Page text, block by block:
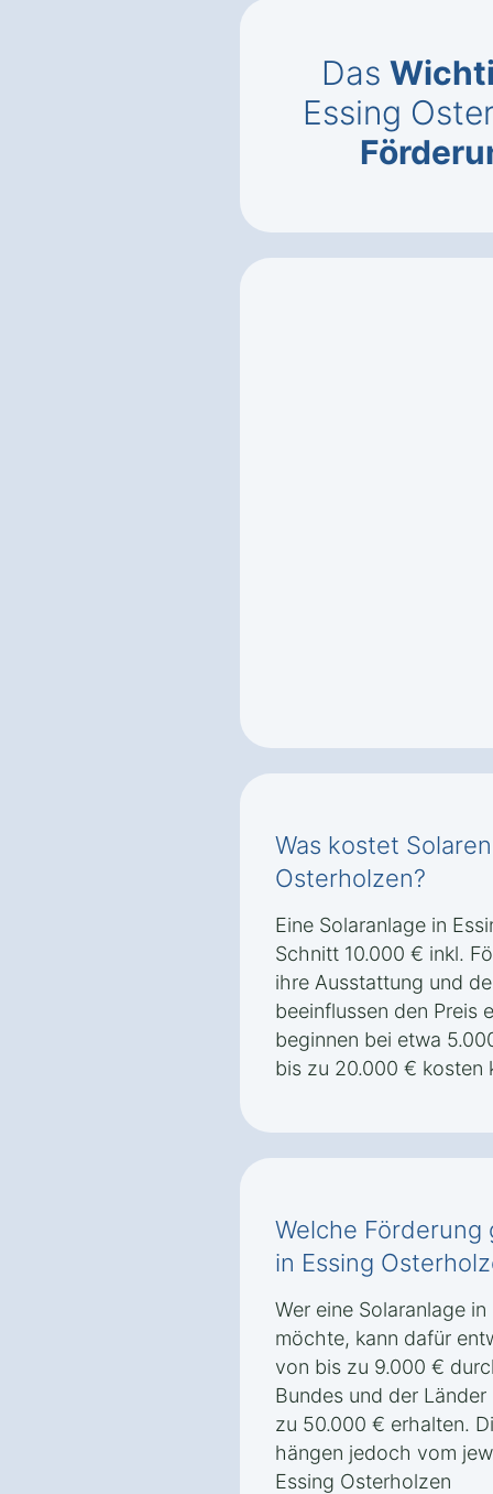
Das
Essing
Was kostet
Osterholzen?
Eine Solaranlage in
Schnitt 10.000 € inkl.
ihre Ausstattung und
beeinflussen den Preis
beginnen bei etwa
bis zu 20.000 € kosten
Welche Förderung
in Essing
Wer eine Solaranlage
möchte, kann dafür
von bis zu 9.000 €
Bundes und der
zu 50.000 € erhalten.
hängen jedoch vom
Essing Osterholzen